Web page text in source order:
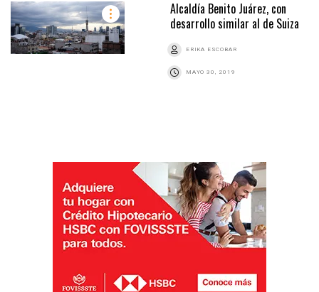
Alcaldía Benito Juárez, con
desarrollo similar al de Suiza
ERIKA ESCOBAR
MAYO 30, 2019